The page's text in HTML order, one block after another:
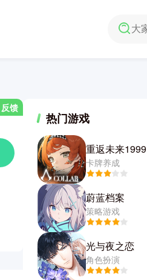
反馈
热门游戏
重返未来1999
卡牌养成
蔚蓝档案
策略游戏
光与夜之恋
角色扮演